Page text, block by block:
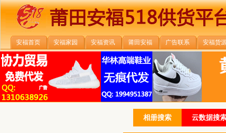
安福首页 安福家园 安福资讯 莆田安福 广告联系 安福货
相册搜索 云数据搜